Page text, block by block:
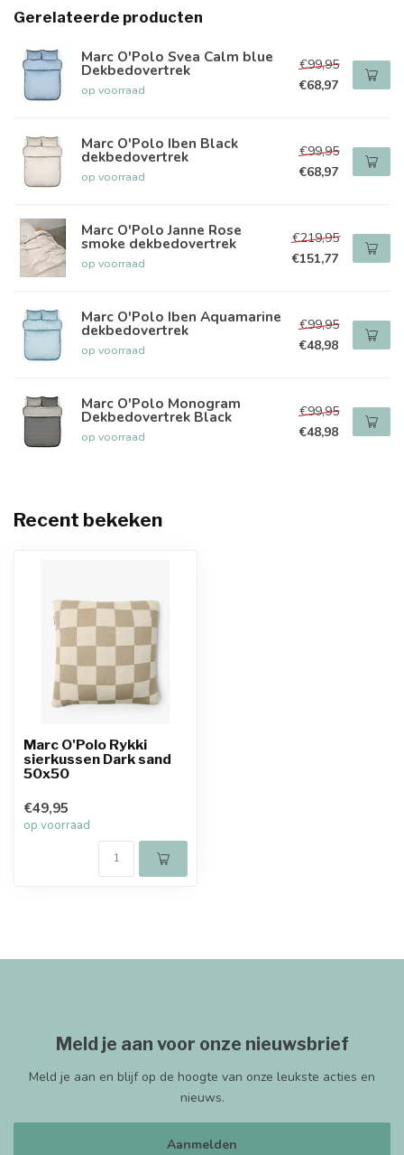
Gerelateerde producten
Marc O'Polo Svea Calm blue
Dekbedovertrek
op voorraad
€99,95
€68,97
Marc O'Polo Iben Black
dekbedovertrek
op voorraad
€99,95
€68,97
Marc O'Polo Janne Rose
smoke dekbedovertrek
op voorraad
€219,95
€151,77
Marc O'Polo Iben Aquamarine
dekbedovertrek
op voorraad
€99,95
€48,98
Marc O'Polo Monogram
Dekbedovertrek Black
op voorraad
€99,95
€48,98
Recent bekeken
Marc O'Polo Rykki
sierkussen Dark sand
50x50
€49,95
op voorraad
Meld je aan voor onze nieuwsbrief
Meld je aan en blijf op de hoogte van onze leukste acties en
nieuws.
Aanmelden